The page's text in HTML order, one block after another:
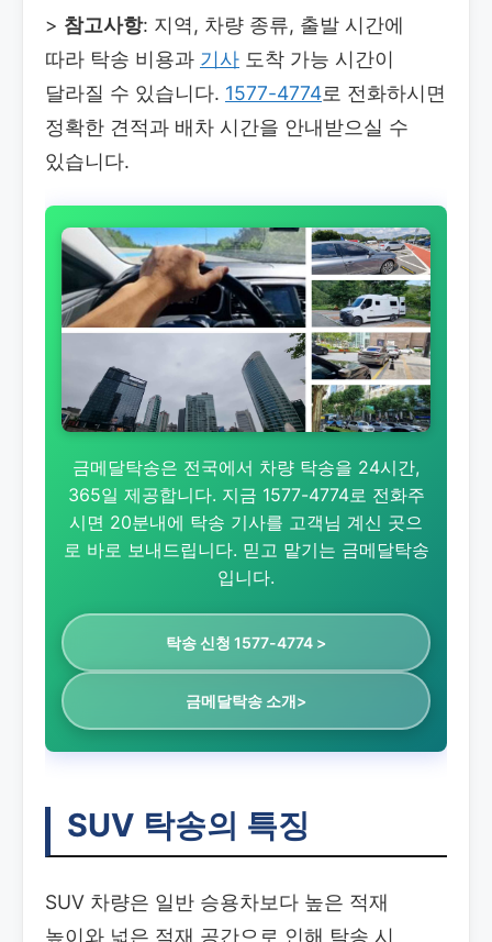
> 참고사항: 지역, 차량 종류, 출발 시간에
따라 탁송 비용과 기사 도착 가능 시간이
달라질 수 있습니다. 1577-4774로 전화하시면
정확한 견적과 배차 시간을 안내받으실 수
있습니다.
금메달탁송은 전국에서 차량 탁송을 24시간,
365일 제공합니다. 지금 1577-4774로 전화주
시면 20분내에 탁송 기사를 고객님 계신 곳으
로 바로 보내드립니다. 믿고 맡기는 금메달탁송
입니다.
탁송 신청 1577-4774 >
금메달탁송 소개>
SUV 탁송의 특징
SUV 차량은 일반 승용차보다 높은 적재
높이와 넓은 적재 공간으로 인해 탁송 시